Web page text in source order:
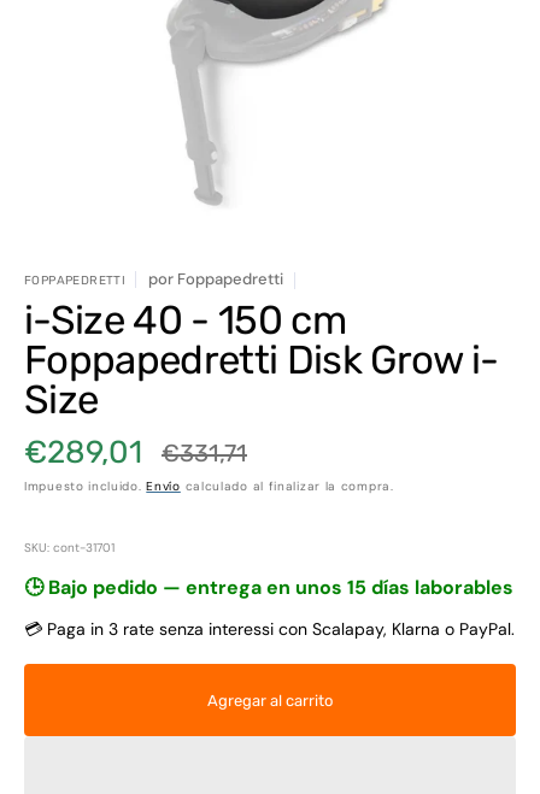
elemento
multimedia
1
en
FOPPAPEDRETTI por Foppapedretti
i-Size 40 - 150 cm
Foppapedretti Disk Grow i-
Size
Precio
de
€289,01
Precio
habitual
€331,71
Impuesto incluido.Envío calculado al finalizar la compra.
SKU: cont-31701
🕒 Bajo pedido — entrega en unos 15 días laborables
💳 Paga in 3 rate senza interessi con Scalapay, Klarna o PayPal.
Agregar al carrito